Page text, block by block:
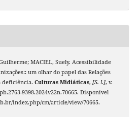
MACIEL, Suely. Acessibilidade
um olhar do papel das Relações
deficiência. Culturas Midiáticas, [S. l.], v.
9398.2024v22n.70665. Disponível
index.php/cm/article/view/70665.